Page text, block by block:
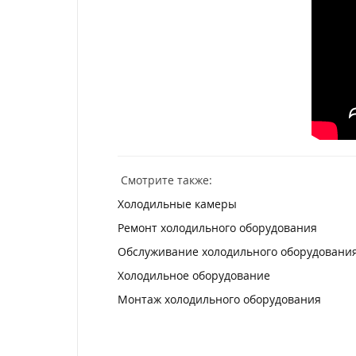
Смотрите также:
Холодильные камеры
Ремонт холодильного оборудования
Обслуживание холодильного
Холодильное оборудование
Монтаж холодильного оборудования